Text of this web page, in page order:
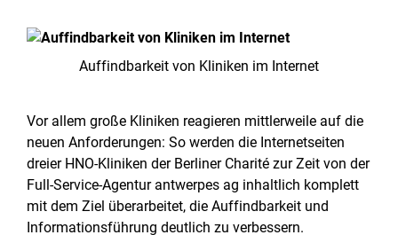
Auffindbarkeit von Kliniken im Internet
Vor allem große Kliniken reagieren mittlerweile auf die
neuen Anforderungen: So werden die Internetseiten
dreier HNO-Kliniken der Berliner Charité zur Zeit von der
Full-Service-Agentur antwerpes ag inhaltlich komplett
mit dem Ziel überarbeitet, die Auffindbarkeit und
Informationsführung deutlich zu verbessern.